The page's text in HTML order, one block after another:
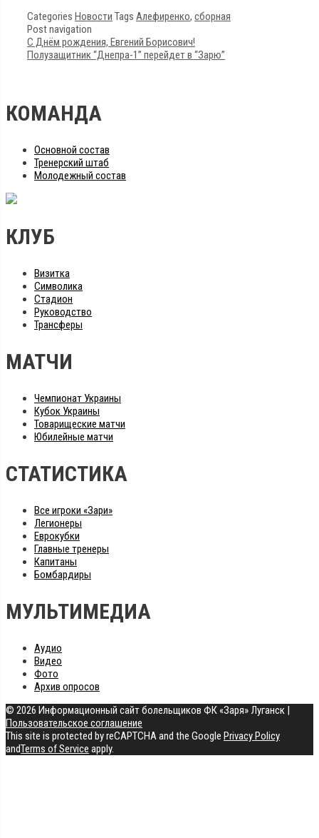
Categories Новости Tags Алефиренко, сборная
Post navigation
С Днём рождения, Евгений Борисович!
Полузащитник “Днепра-1” перейдет в “Зарю”
КОМАНДА
Основной состав
Тренерский штаб
Молодежный состав
КЛУБ
Визитка
Символика
Стадион
Руководство
Трансферы
МАТЧИ
Чемпионат Украины
Кубок Украины
Товарищеские матчи
Юбилейные матчи
СТАТИСТИКА
Все игроки «Зари»
Легионеры
Еврокубки
Главные тренеры
Капитаны
Бомбардиры
МУЛЬТИМЕДИА
Аудио
Видео
Фото
Архив опросов
© 2026 Информационный сайт болельщиков ФК «Заря» Луганск |
Пользовательское соглашение
This site is protected by reCAPTCHA and the Google Privacy Policy
andTerms of Service apply.